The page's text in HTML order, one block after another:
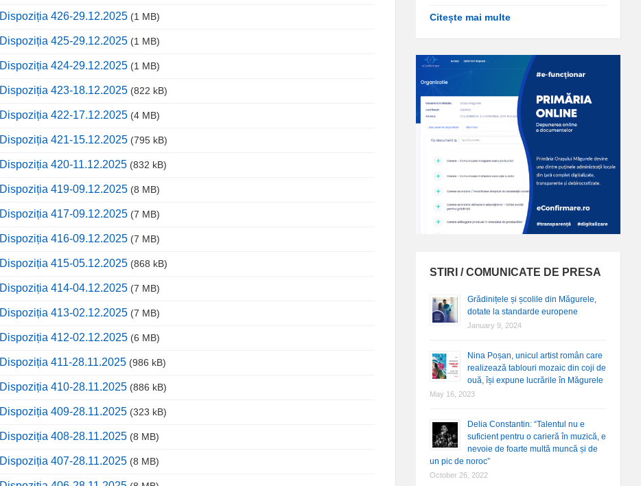
Dispoziția 426-29.12.2025 (1 MB)
Dispoziția 425-29.12.2025 (1 MB)
Dispoziția 424-29.12.2025 (1 MB)
Dispoziția 423-18.12.2025 (822 kB)
Dispoziția 422-17.12.2025 (4 MB)
Dispoziția 421-15.12.2025 (795 kB)
Dispoziția 420-11.12.2025 (832 kB)
Dispoziția 419-09.12.2025 (8 MB)
Dispoziția 417-09.12.2025 (7 MB)
Dispoziția 416-09.12.2025 (7 MB)
Dispoziția 415-05.12.2025 (868 kB)
Dispoziția 414-04.12.2025 (7 MB)
Dispoziția 413-02.12.2025 (7 MB)
Dispoziția 412-02.12.2025 (6 MB)
Dispoziția 411-28.11.2025 (986 kB)
Dispoziția 410-28.11.2025 (886 kB)
Dispoziția 409-28.11.2025 (323 kB)
Dispoziția 408-28.11.2025 (8 MB)
Dispoziția 407-28.11.2025 (8 MB)
Citește mai multe
STIRI / COMUNICATE DE PRESA
Grădinițele și școlile din Măgurele,
dotate la standarde europene
January 9, 2024
Nina Poșan, unicul artist român care
realizează tablouri mozaic din coji de
ouă, își expune lucrările în Măgurele
May 16, 2023
Delia Constantin: “Talentul nu e
suficient pentru o carieră în muzică, e
nevoie de foarte multă muncă și de
un pic de noroc”
October 26, 2022